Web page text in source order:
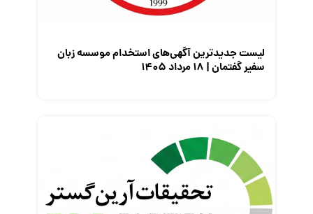
لیست جدیدترین آگهی‌های استخدام موسسه زبان
سفیر گفتمان | ۱۸ مرداد ۱۴۰۵